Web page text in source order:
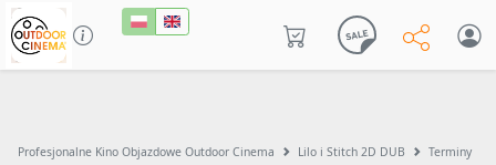
Profesjonalne Kino Objazdowe Outdoor Cinema Lilo i Stitch 2D DUB Terminy